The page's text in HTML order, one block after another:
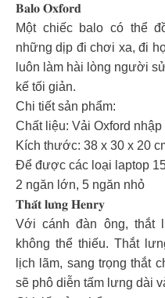
𝐁𝐚𝐥𝐨 𝐎𝐱𝐟𝐨𝐫𝐝
Một chiếc balo có thể
những dịp đi chơi xa, đi
luôn làm hài lòng người
kế tối giản.
Chi tiết sản phẩm:
Chất liệu: Vải Oxford nhập
Kích thước: 38 x 30 x 20
Để được các loại laptop
2 ngăn lớn, 5 ngăn nhỏ
𝐓𝐡𝐚̆́𝐭 𝐥𝐮̛𝐧𝐠 𝐇𝐞𝐧𝐫𝐲
Với cánh đàn ông, thắt
không thể thiếu. Thắt
lịch lãm, sang trọng thắt
sẽ phô diễn tấm lưng dài